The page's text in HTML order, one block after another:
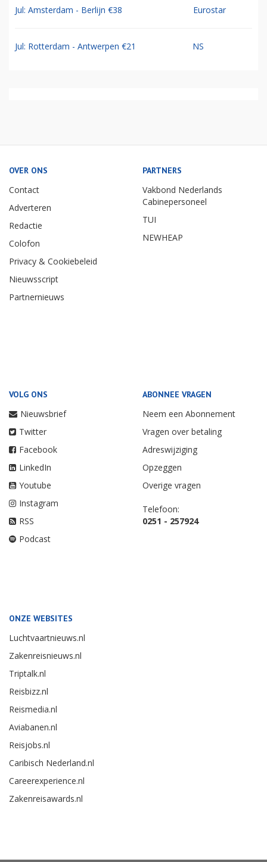
Jul: Amsterdam - Berlijn €38 Eurostar
Jul: Rotterdam - Antwerpen €21 NS
OVER ONS
Contact
Adverteren
Redactie
Colofon
Privacy & Cookiebeleid
Nieuwsscript
Partnernieuws
PARTNERS
Vakbond Nederlands
Cabinepersoneel
TUI
NEWHEAP
VOLG ONS
Nieuwsbrief
Twitter
Facebook
LinkedIn
Youtube
Instagram
RSS
Podcast
ABONNEE VRAGEN
Neem een Abonnement
Vragen over betaling
Adreswijziging
Opzeggen
Overige vragen
Telefoon:
0251 - 257924
ONZE WEBSITES
Luchtvaartnieuws.nl
Zakenreisnieuws.nl
Triptalk.nl
Reisbizz.nl
Reismedia.nl
Aviabanen.nl
Reisjobs.nl
Caribisch Nederland.nl
Careerexperience.nl
Zakenreisawards.nl